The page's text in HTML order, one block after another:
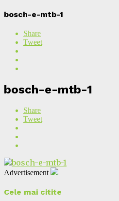
bosch-e-mtb-1
Share
Tweet
bosch-e-mtb-1
Share
Tweet
Advertisement
Cele mai citite